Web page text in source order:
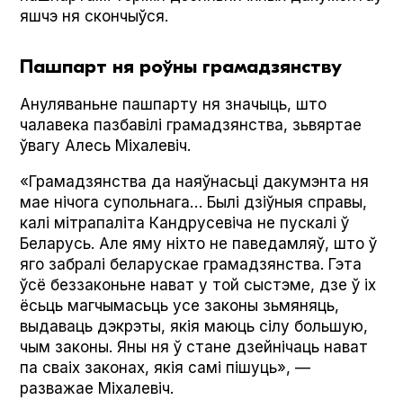
яшчэ ня скончыўся.
Пашпарт ня роўны грамадзянству
Ануляваньне пашпарту ня значыць, што
чалавека пазбавілі грамадзянства, зьвяртае
ўвагу Алесь Міхалевіч.
«Грамадзянства да наяўнасьці дакумэнта ня
мае нічога супольнага… Былі дзіўныя справы,
калі мітрапаліта Кандрусевіча не пускалі ў
Беларусь. Але яму ніхто не паведамляў, што ў
яго забралі беларускае грамадзянства. Гэта
ўсё беззаконьне нават у той сыстэме, дзе ў іх
ёсьць магчымасьць усе законы зьмяняць,
выдаваць дэкрэты, якія маюць сілу большую,
чым законы. Яны ня ў стане дзейнічаць нават
па сваіх законах, якія самі пішуць», —
разважае Міхалевіч.